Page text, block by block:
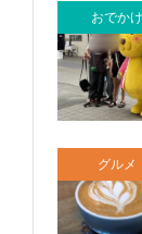
おでかけ
グルメ